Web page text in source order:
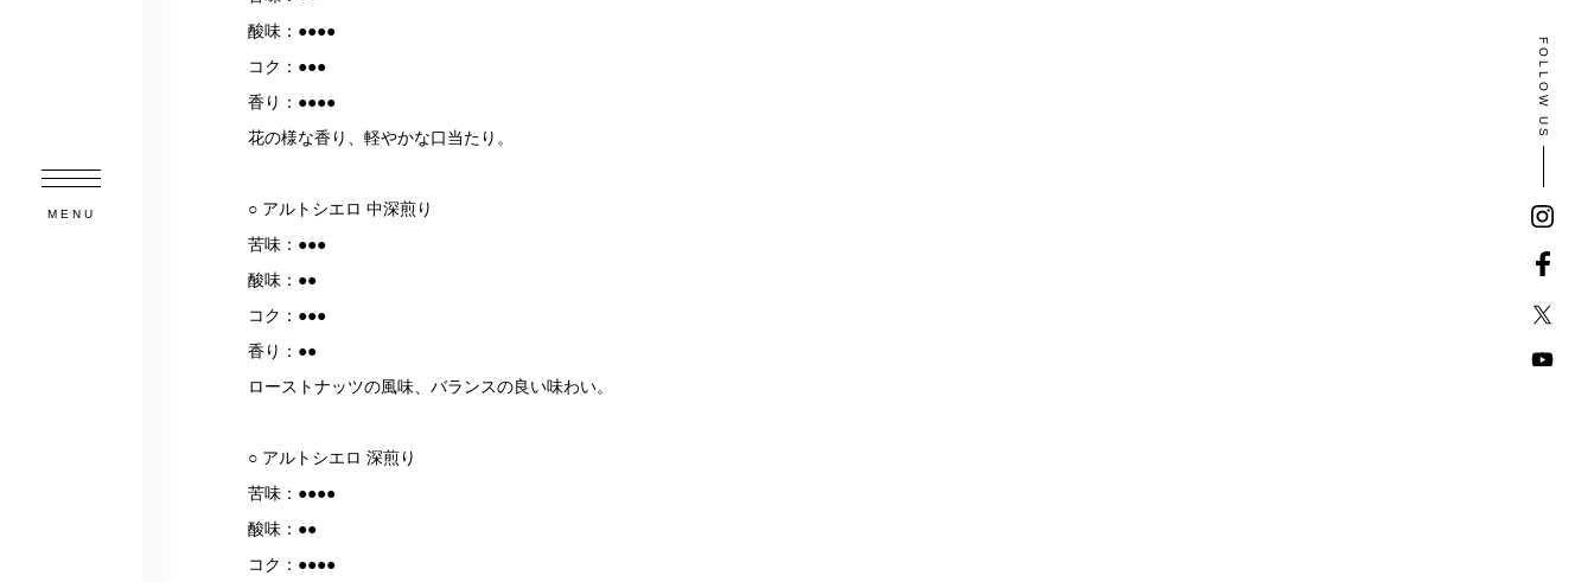
MENU
酸味：●●●●
コク：●●●
香り：●●●●
花の様な香り、軽やかな口当たり。
○ アルトシエロ 中深煎り
苦味：●●●
酸味：●●
コク：●●●
香り：●●
ローストナッツの風味、バランスの良い味わい。
○ アルトシエロ 深煎り
苦味：●●●●
酸味：●●
コク：●●●●
FOLLOW US